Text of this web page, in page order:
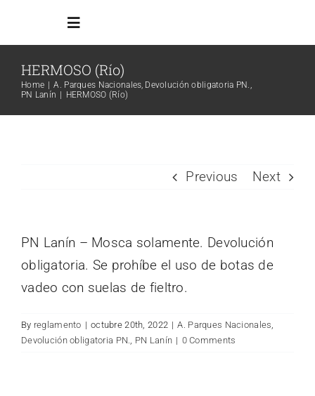
Toggle
Navigation
Inicio
Links
for:
HERMOSO (Río)
Home A. Parques Nacionales Devolución obligatoria PN.
PN Lanín
HERMOSO (Río)
Previous Next
PN Lanín – Mosca solamente. Devolución
obligatoria. Se prohíbe el uso de botas de
vadeo con suelas de fieltro.
By reglamento | octubre 20th, 2022 | A. Parques Nacionales,
Devolución obligatoria PN., PN Lanín | 0 Comments